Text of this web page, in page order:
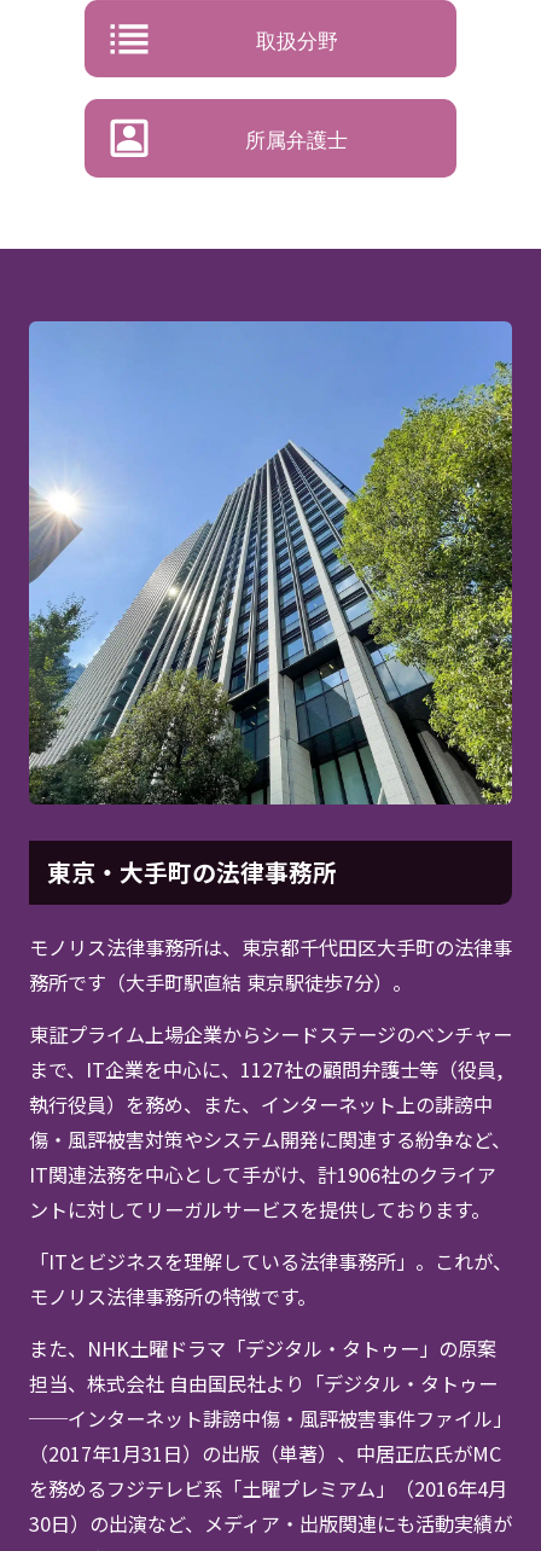
取扱分野
所属弁護士
東京・大手町の法律事務所
モノリス法律事務所は、東京都千代田区大手町の法律事
務所です（大手町駅直結 東京駅徒歩7分）。
東証プライム上場企業からシードステージのベンチャー
まで、IT企業を中心に、1127社の顧問弁護士等（役員,
執行役員）を務め、また、インターネット上の誹謗中
傷・風評被害対策やシステム開発に関連する紛争など、
IT関連法務を中心として手がけ、計1906社のクライア
ントに対してリーガルサービスを提供しております。
「ITとビジネスを理解している法律事務所」。これが、
モノリス法律事務所の特徴です。
また、NHK土曜ドラマ「デジタル・タトゥー」の原案
担当、株式会社 自由国民社より「デジタル・タトゥー
──インターネット誹謗中傷・風評被害事件ファイル」
（2017年1月31日）の出版（単著）、中居正広氏がMC
を務めるフジテレビ系「土曜プレミアム」（2016年4月
30日）の出演など、メディア・出版関連にも活動実績が